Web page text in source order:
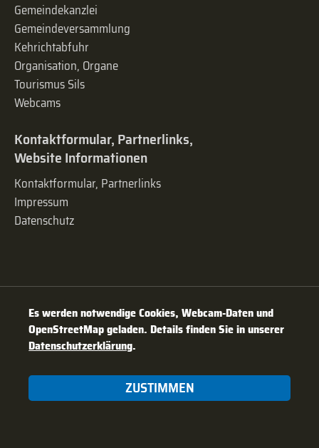
Gemeindekanzlei
Gemeinde­versammlung
Kehrichtabfuhr
Organisation, Organe
Tourismus Sils
Webcams
Kontaktformular, Partnerlinks,
Website Informationen
Kontaktformular, Partnerlinks
Impressum
Datenschutz
Es werden notwendige Cookies, Webcam-Daten und
OpenStreetMap geladen. Details finden Sie in unserer
Datenschutzerklärung.
ZUSTIMMEN